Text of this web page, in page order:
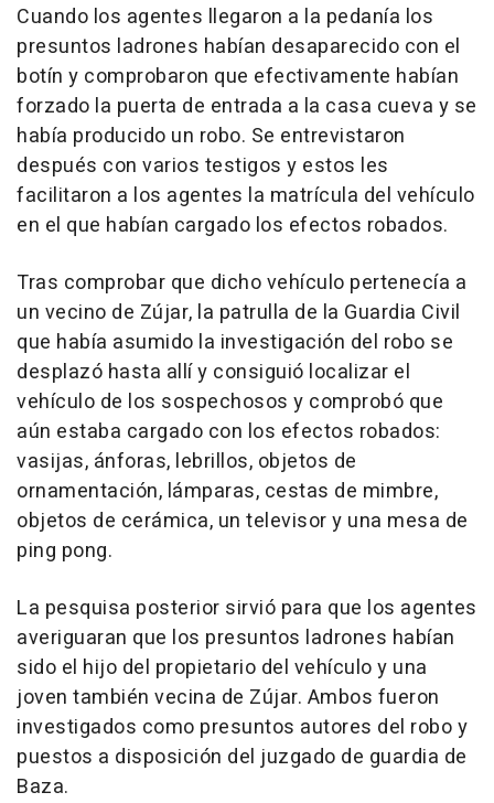
Cuando los agentes llegaron a la pedanía los
presuntos ladrones habían desaparecido con el
botín y comprobaron que efectivamente habían
forzado la puerta de entrada a la casa cueva y se
había producido un robo. Se entrevistaron
después con varios testigos y estos les
facilitaron a los agentes la matrícula del vehículo
en el que habían cargado los efectos robados.
Tras comprobar que dicho vehículo pertenecía a
un vecino de Zújar, la patrulla de la Guardia Civil
que había asumido la investigación del robo se
desplazó hasta allí y consiguió localizar el
vehículo de los sospechosos y comprobó que
aún estaba cargado con los efectos robados:
vasijas, ánforas, lebrillos, objetos de
ornamentación, lámparas, cestas de mimbre,
objetos de cerámica, un televisor y una mesa de
ping pong.
La pesquisa posterior sirvió para que los agentes
averiguaran que los presuntos ladrones habían
sido el hijo del propietario del vehículo y una
joven también vecina de Zújar. Ambos fueron
investigados como presuntos autores del robo y
puestos a disposición del juzgado de guardia de
Baza.